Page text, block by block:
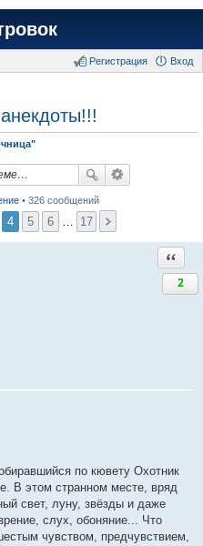
Вход
Регистрация
• 326 сообщений
4 5 6 17
2
по кювету Охотник
В этом странном месте, вряд
свет, луну, звёзды и даже
слух, обоняние... Что
чувством, предчувствием,